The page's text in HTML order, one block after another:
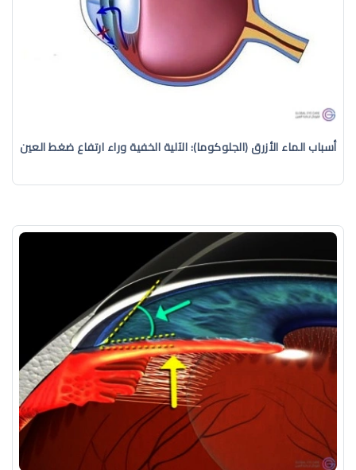
أسباب الماء الأزرق (الجلوكوما): الآلية الخفية وراء ارتفاع ضغط العين